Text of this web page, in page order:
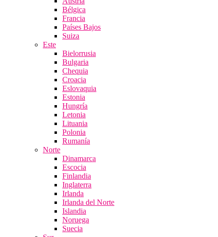
Bélgica
Francia
Países Bajos
Suiza
Este
Bielorrusia
Bulgaria
Chequia
Croacia
Eslovaquia
Estonia
Hungría
Letonia
Lituania
Polonia
Rumanía
Norte
Dinamarca
Escocia
Finlandia
Inglaterra
Irlanda
Irlanda del Norte
Islandia
Noruega
Suecia